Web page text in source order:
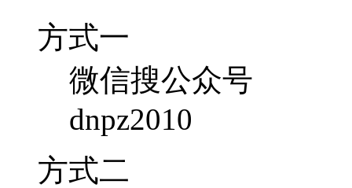
方式一
微信搜公众号
dnpz2010
方式二